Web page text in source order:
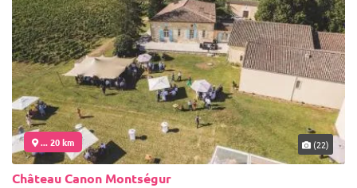
... 20 km (22)
Château Canon Montségur